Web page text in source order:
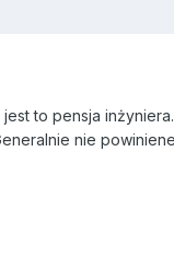
to pensja
nie